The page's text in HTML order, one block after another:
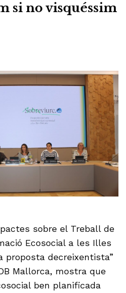
si no visquéssim
sobre el Treball de
Ecosocial a les Illes
proposta decreixentista”
Mallorca, mostra que
ben planificada